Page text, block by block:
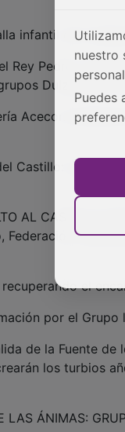
infantil con
Rey Pedro 1, la
Dulzaineros
Acecor.
Castillo: Justas
AL CASTILLO.
Federación
el
por el Grupo
de la Fuente
los turbios
ÁNIMAS:
nuestro
Puedes